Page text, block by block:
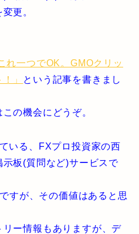
更。
れ一つでOK。GMOクリッ
」
という記事を書きまし
の機会にどうぞ。
いる、FXプロ投資家の西
板(質問など)サービスで
すが、その価値はあると思
ー情報もありますが、デ